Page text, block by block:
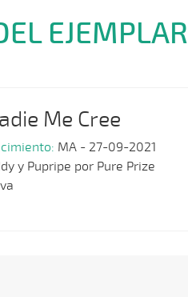
EJEMPLAR
Me Cree
MA - 27-09-2021
y Pupripe por Pure Prize